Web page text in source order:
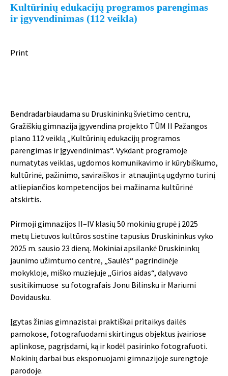
Kultūrinių edukacijų programos parengimas
ir įgyvendinimas (112 veikla)
Print
Bendradarbiaudama su Druskininkų švietimo centru,
Gražiškių gimnazija įgyvendina projekto TŪM II Pažangos
plano 112 veiklą „Kultūrinių edukacijų programos
parengimas ir įgyvendinimas“. Vykdant programoje
numatytas veiklas, ugdomos komunikavimo ir kūrybiškumo,
kultūrinė, pažinimo, saviraiškos ir atnaujintą ugdymo turinį
atliepiančios kompetencijos bei mažinama kultūrinė
atskirtis.
Pirmoji gimnazijos II–IV klasių 50 mokinių grupė į 2025
metų Lietuvos kultūros sostine tapusius Druskininkus vyko
2025 m. sausio 23 dieną. Mokiniai apsilankė Druskininkų
jaunimo užimtumo centre, „Saulės“ pagrindinėje
mokykloje, miško muziejuje „Girios aidas“, dalyvavo
susitikimuose su fotografais Jonu Bilinsku ir Mariumi
Dovidausku.
Įgytas žinias gimnazistai praktiškai pritaikys dailės
pamokose, fotografuodami skirtingus objektus įvairiose
aplinkose, pagrįsdami, ką ir kodėl pasirinko fotografuoti.
Mokinių darbai bus eksponuojami gimnazijoje surengtoje
parodoje.